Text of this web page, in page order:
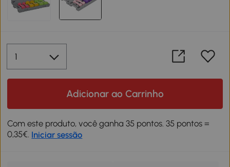
Adicionar ao Carrinho
Com este produto, você ganha 35 pontos. 35 pontos =
0,35€. Iniciar sessão